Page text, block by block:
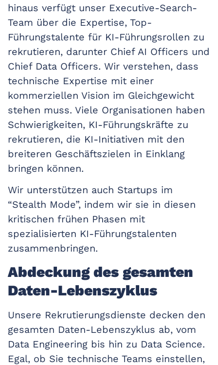
hinaus verfügt unser Executive-Search-
Team über die Expertise, Top-
Führungstalente für KI-Führungsrollen zu
rekrutieren, darunter Chief AI Officers und
Chief Data Officers. Wir verstehen, dass
technische Expertise mit einer
kommerziellen Vision im Gleichgewicht
stehen muss. Viele Organisationen haben
Schwierigkeiten, KI-Führungskräfte zu
rekrutieren, die KI-Initiativen mit den
breiteren Geschäftszielen in Einklang
bringen können.
Wir unterstützen auch Startups im
“Stealth Mode”, indem wir sie in diesen
kritischen frühen Phasen mit
spezialisierten KI-Führungstalenten
zusammenbringen.
Abdeckung des gesamten
Daten-Lebenszyklus
Unsere Rekrutierungsdienste decken den
gesamten Daten-Lebenszyklus ab, vom
Data Engineering bis hin zu Data Science.
Egal, ob Sie technische Teams einstellen,